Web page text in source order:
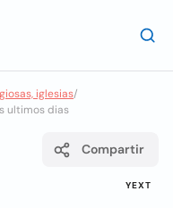
iglesias/
ultimos dias
YEXT
Compartir